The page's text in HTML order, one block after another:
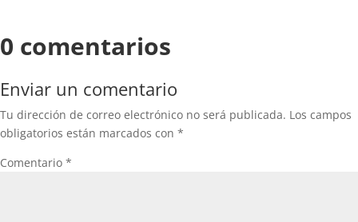
0 comentarios
Enviar un comentario
Tu dirección de correo electrónico no será publicada. Los campos
obligatorios están marcados con *
Comentario *